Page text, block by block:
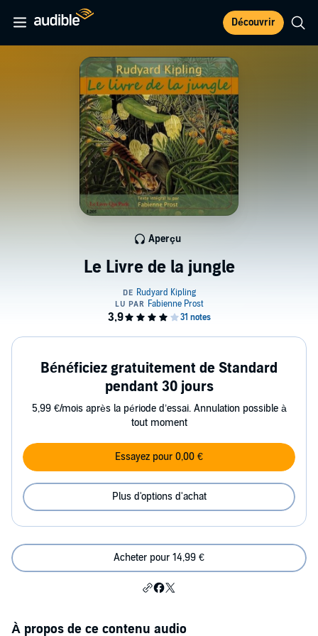
Découvrir
Le Livre de la jungle
Aperçu
Bénéficiez gratuitement de Standard
pendant 30 jours
5,99 €/mois après la période d’essai. Annulation possible à
tout moment
Essayez pour 0,00 €
Plus d'options d'achat
Acheter pour 14,99 €
À propos de ce contenu audio